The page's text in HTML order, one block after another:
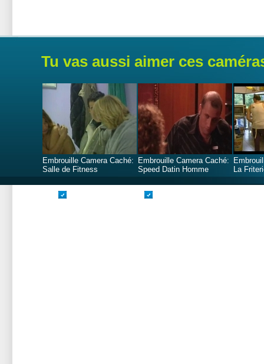
Tu vas aussi aimer ces
Embrouille Camera Caché:
Salle de Fitness
Embrouille Camera Caché:
Speed Datin Homme
La